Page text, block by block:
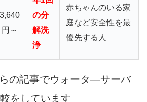
3,640
円～
の分
解洗
浄
赤ちゃんのいる家
庭など安全性を最
優先する人
の記事でウォータ―サーバ
をしています